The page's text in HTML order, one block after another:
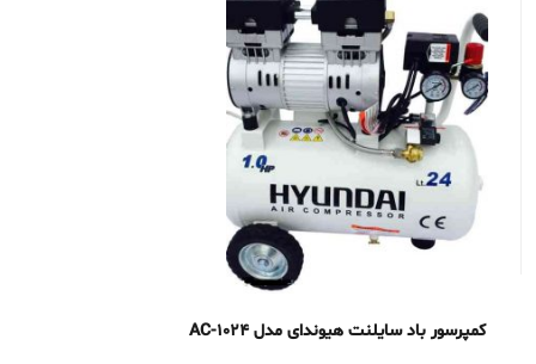
کمپرسور باد سایلنت هیوندای مدل 1024-AC